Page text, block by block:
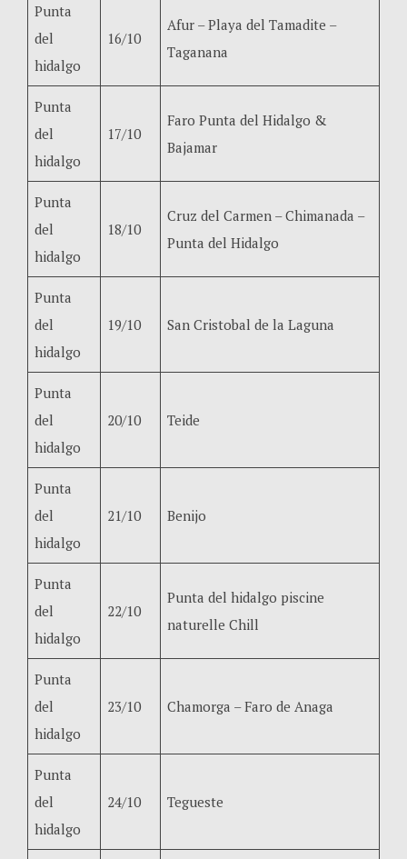
Punta
del
hidalgo
16/10
Afur – Playa del Tamadite –
Taganana
Punta
del
hidalgo
17/10
Faro Punta del Hidalgo &
Bajamar
Punta
del
hidalgo
18/10
Cruz del Carmen – Chimanada –
Punta del Hidalgo
Punta
del
hidalgo
19/10 San Cristobal de la Laguna
Punta
del
hidalgo
20/10 Teide
Punta
del
hidalgo
21/10 Benijo
Punta
del
hidalgo
22/10
Punta del hidalgo piscine
naturelle Chill
Punta
del
hidalgo
23/10 Chamorga – Faro de Anaga
Punta
del
hidalgo
24/10 Tegueste